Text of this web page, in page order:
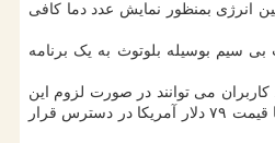
انرژی بمنظور نمایش عدد دما کافی
سیم بوسیله بلوتوث به یک برنامه
کاربران می توانند در صورت لزوم این
اطلاعات را برای پزشک خود نیز ارسال نمایند. خود دماسنج بی کول ضد آب و فاقد جیوه بوده و بدنه آن از پلاستیک بازیافتی تولید شده است. این محصول در سه ماهه چهارم سال جاری با قیمت ۷۹ دلار آمریکا در دسترس قرار